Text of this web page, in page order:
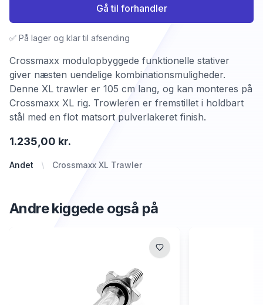
Andet Crossmaxx XL Trawler
1.235,00 kr.
Crossmaxx modulopbyggede funktionelle stativer
giver næsten uendelige kombinationsmuligheder.
Denne XL trawler er 105 cm lang, og kan monteres på
Crossmaxx XL rig. Trowleren er fremstillet i holdbart
stål med en flot matsort pulverlakeret finish.
✅ På lager og klar til afsending
Gå til forhandler
Andre kiggede også på